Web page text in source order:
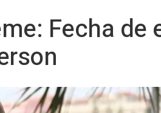
Fecha de